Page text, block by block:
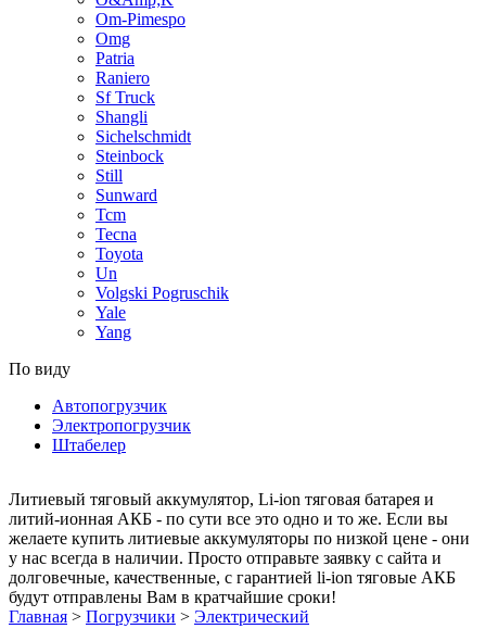
Om-Pimespo
Omg
Patria
Raniero
Sf Truck
Shangli
Sichelschmidt
Steinbock
Still
Sunward
Tcm
Tecna
Toyota
Un
Volgski Pogruschik
Yale
Yang
По виду
Автопогрузчик
Электропогрузчик
Штабелер
Литиевый тяговый аккумулятор, Li-ion тяговая батарея и
литий-ионная АКБ - по сути все это одно и то же. Если вы
желаете купить литиевые аккумуляторы по низкой цене - они
у нас всегда в наличии. Просто отправьте заявку с сайта и
долговечные, качественные, с гарантией li-ion тяговые АКБ
будут отправлены Вам в кратчайшие сроки!
Главная > Погрузчики > Электрический